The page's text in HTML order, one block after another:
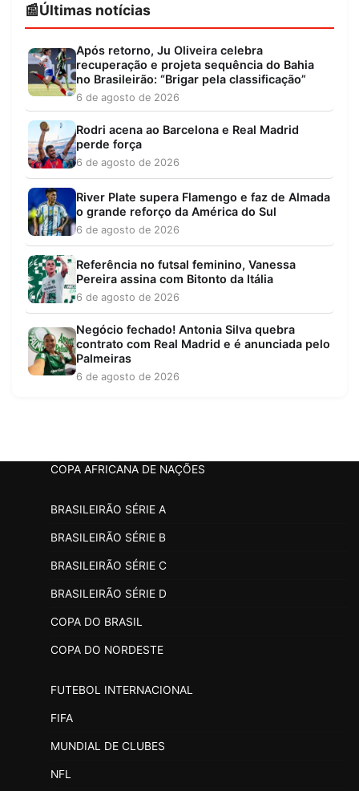
Últimas notícias
Após retorno, Ju Oliveira celebra
recuperação e projeta sequência do Bahia
no Brasileirão: “Brigar pela classificação”
6 de agosto de 2026
Rodri acena ao Barcelona e Real Madrid
perde força
6 de agosto de 2026
River Plate supera Flamengo e faz de Almada
o grande reforço da América do Sul
6 de agosto de 2026
Referência no futsal feminino, Vanessa
Pereira assina com Bitonto da Itália
6 de agosto de 2026
Negócio fechado! Antonia Silva quebra
contrato com Real Madrid e é anunciada pelo
Palmeiras
6 de agosto de 2026
COPA AFRICANA DE NAÇÕES
BRASILEIRÃO SÉRIE A
BRASILEIRÃO SÉRIE B
BRASILEIRÃO SÉRIE C
BRASILEIRÃO SÉRIE D
COPA DO BRASIL
COPA DO NORDESTE
FUTEBOL INTERNACIONAL
FIFA
MUNDIAL DE CLUBES
NFL